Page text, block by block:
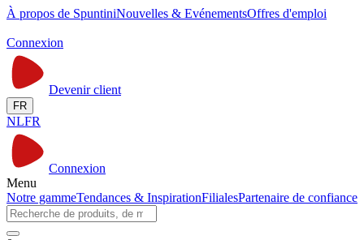
À propos de SpuntiniNouvelles & EvénementsOffres d'emploi
Connexion
Devenir client
FR
NLFR
Connexion
Menu
Notre gammeTendances & InspirationFilialesPartenaire de confiance